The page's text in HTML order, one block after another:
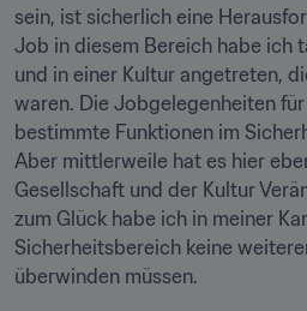
sein, ist sicherlich eine
Job in diesem Bereich habe ich
und in einer Kultur angetreten,
waren. Die Jobgelegenheiten
bestimmte Funktionen im
Aber mittlerweile hat es hier
Gesellschaft und der Kultur
zum Glück habe ich in meiner
Sicherheitsbereich keine
überwinden müssen.